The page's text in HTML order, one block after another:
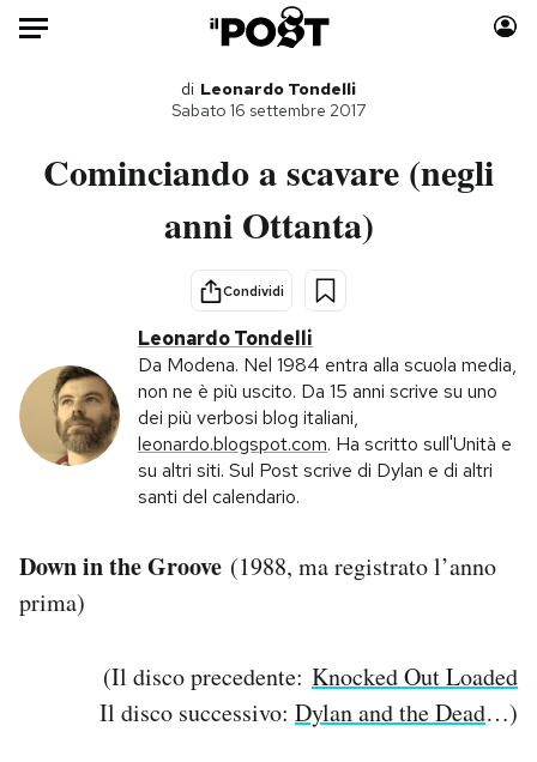
Auto
Scienza
Cultura
Economia
Libri
Consumismi
Storie/Idee
Ok Boomer!
Media
Europa
Altrecose
Mondiali calcio 2026
NEWSLETTER
di Leonardo Tondelli
Sabato 16 settembre 2017
Cominciando a scavare (negli
anni Ottanta)
Condividi
Leonardo Tondelli
Da Modena. Nel 1984 entra alla scuola media,
non ne è più uscito. Da 15 anni scrive su uno
dei più verbosi blog italiani,
leonardo.blogspot.com. Ha scritto sull'Unità e
su altri siti. Sul Post scrive di Dylan e di altri
santi del calendario.
Down in the Groove (1988, ma registrato l’anno
prima)
(Il disco precedente: Knocked Out Loaded
Il disco successivo: Dylan and the Dead…)